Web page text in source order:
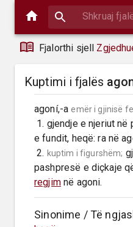
Fjalorthi sjell
Kuptimi i fjalës
agoní,-a emër i gjinisë
1. gjendje e njeriut
e fundit, heqë: ra në
2. kuptim i figurshëm;
regjim në agoni.
Sinonime / Të